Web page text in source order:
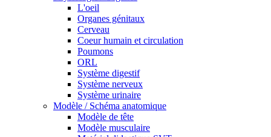
L'oeil
Organes génitaux
Cerveau
Coeur humain et circulation
Poumons
ORL
Système digestif
Système nerveux
Système urinaire
Modèle / Schéma anatomique
Modèle de tête
Modèle musculaire